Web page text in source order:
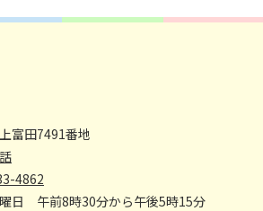
富田7491番地
4862
日 午前8時30分から午後5時15分